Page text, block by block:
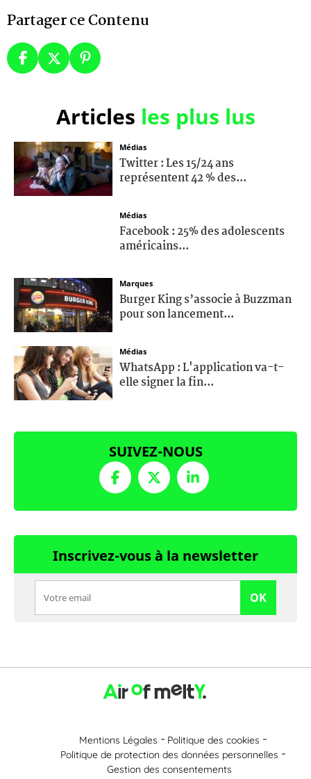
Partager ce Contenu
Articles les plus lus
Médias
Twitter : Les 15/24 ans
représentent 42 % des...
Médias
Facebook : 25% des adolescents
américains...
Marques
Burger King s’associe à Buzzman
pour son lancement...
Médias
WhatsApp : L'application va-t-
elle signer la fin...
SUIVEZ-NOUS
Inscrivez-vous à la newsletter
OK
Mentions Légales
Politique des cookies
Politique de protection des données personnelles
Gestion des consentements